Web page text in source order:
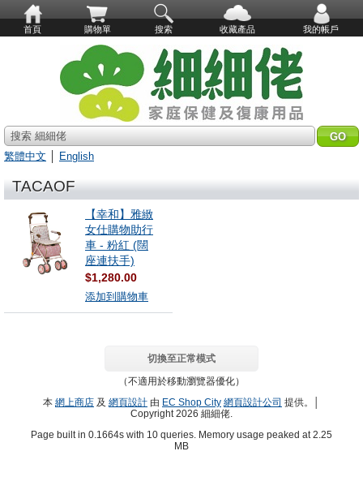
首頁 購物單 搜索 收藏產品 我的帳戶
搜索 細細佬
繁體中文
English
TACAOF
【幸和】雅緻
女仕購物助行
車 - 粉紅 (闊
座連扶手)
$1,280.00
添加到購物車
切換至正常模式
（不適用於移動瀏覽器優化）
本 網上商店 及 網頁設計 由 EC Shop City 網頁設計公司 提供。│
Copyright 2026 細細佬.
Page built in 0.1664s with 10 queries. Memory usage peaked at 2.25
MB